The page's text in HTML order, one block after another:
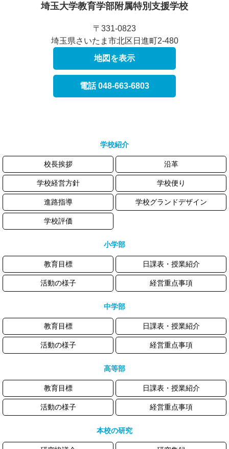
埼玉大学教育学部附属特別支援学校
〒331-0823
埼玉県さいたま市北区日進町2-480
地図を表示
電話 048-663-6803
学校紹介
校長挨拶 沿革
学校経営方針 学校便り
進路指導 学校グランドデザイン
学校評価
小学部
教育目標 日課表・授業紹介
活動の様子 経営重点事項
中学部
教育目標 日課表・授業紹介
活動の様子 経営重点事項
高等部
教育目標 日課表・授業紹介
活動の様子 経営重点事項
本校の研究